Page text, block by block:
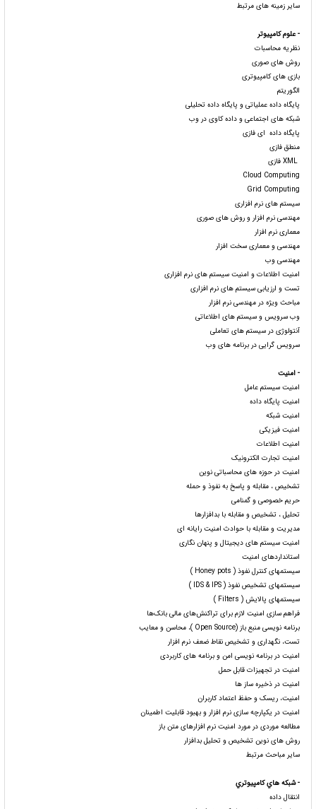
سایر زمینه های مرتبط
- علوم کامپیوتر
نظریه محاسبات
روش های صوری
بازی های کامپیوتری
الگوریتم
پایگاه داده عملیاتی و پایگاه داده تحلیلی
شبکه های اجتماعی و داده کاوی در وب
پایگاه داده ای فازی
منطق فازی
Cloud Computing
Grid Computing
سیستم های نرم افزاری
مهندسی نرم افزار و روش های صوری
معماری نرم افزار
مهندسی و معماری سخت افزار
مهندسی وب
امنیت اطلاعات و امنیت سیستم های نرم افزاری
تست و ارزیابی سیستم های نرم افزاری
مباحث ویژه در مهندسی نرم افزار
وب سرویس و سیستم های اطلاعاتی
آنتولوژی در سیستم های تعاملی
سرویس گرایی در برنامه های وب
- امنيت
امنیت سیستم عامل
امنیت پایگاه داده
امنیت شبکه
امنیت فیزیکی
امنیت اطلاعات
امنیت تجارت الکترونیک
امنیت در حوزه های محاسباتی نوین
تشخیص ، مقابله و پاسخ به نفوذ و حمله
حریم خصوصی و گمنامی
تحلیل ، تشخیص و مقابله با بدافزارها
مدیریت و مقابله با حوادث امنیت رایانه ای
امنیت سیستم های دیجیتال و پنهان نگاری
استانداردهای امنیت
سیستمهای کنترل نفوذ ( Honey pots )
سیستمهای تشخیص نفوذ ( IDS & IPS )
سیستمهای پالایش ( Filters )
فراهم سازی امنیت لازم برای تراکنش‌های مالی بانک‌ها
برنامه نویسی منبع باز (Open Source )، محاسن و معایب
تست، نگهداری و تشخیص نقاط ضعف نرم افزار
امنیت در برنامه نویسی امن و برنامه های کاربردی
امنیت در تجهیزات قابل حمل
امنیت در ذخیره ساز ها
امنیت، ریسک و حفظ اعتماد کاربران
امنیت در یکپارچه سازی نرم افزار و بهبود قابلیت اطمینان
مطالعه موردی در مورد امنیت نرم افزارهای متن باز
روش های نوین تشخیص و تحلیل بدافزار
سایر مباحث مرتبط
- شبکه هاي کامپيوتري
انتقال داده